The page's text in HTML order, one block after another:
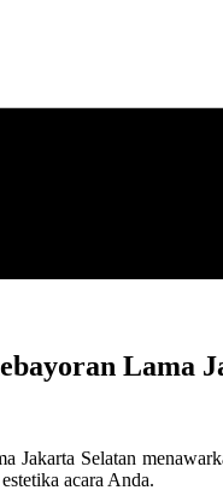
Lama
Selatan
acara Anda.